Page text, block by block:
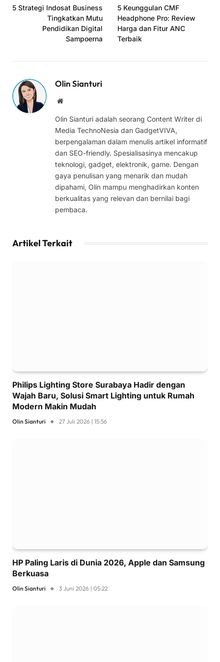
5 Strategi Indosat Business
Tingkatkan Mutu
Pendidikan Digital
Sampoerna
5 Keunggulan CMF
Headphone Pro: Review
Harga dan Fitur ANC
Terbaik
Olin Sianturi
Website
Olin Sianturi adalah seorang Content Writer di
Media TechnoNesia dan GadgetVIVA,
berpengalaman dalam menulis artikel informatif
dan SEO-friendly. Spesialisasinya mencakup
teknologi, gadget, elektronik, game. Dengan
gaya penulisan yang menarik dan mudah
dipahami, Olin mampu menghadirkan konten
berkualitas yang relevan dan bernilai bagi
pembaca.
Artikel Terkait
Philips Lighting Store Surabaya Hadir dengan
Wajah Baru, Solusi Smart Lighting untuk Rumah
Modern Makin Mudah
Olin Sianturi 27 Juli 2026 | 15:56
HP Paling Laris di Dunia 2026, Apple dan Samsung
Berkuasa
Olin Sianturi 3 Juni 2026 | 05:22